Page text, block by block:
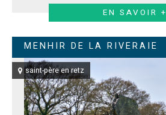
EN SAVOIR +
MENHIR DE LA RIVERAIE
saint-père en retz